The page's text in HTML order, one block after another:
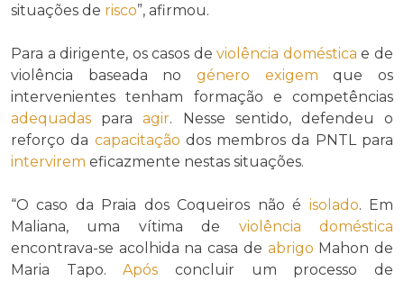
situações de risco”, afirmou.
Para a dirigente, os casos deviolência doméstica e de
violência baseada no género exigem que os
intervenientes tenham formação e competências
adequadas paraagir. Nesse sentido, defendeu o
reforço da capacitação dos membros da PNTL para
intervirem eficazmente nestas situações.
“O caso da Praia dos Coqueiros não é isolado. Em
Maliana, uma vítima de violência doméstica
encontrava-se acolhida na casa de abrigo Mahon de
Maria Tapo.Após concluir um processo de